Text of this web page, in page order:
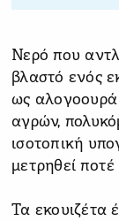
Νερό που
βλαστό ενός
ως αλογοουρά
αγρών,
ισοτοπική
μετρηθεί
Τα εκουιζέτα